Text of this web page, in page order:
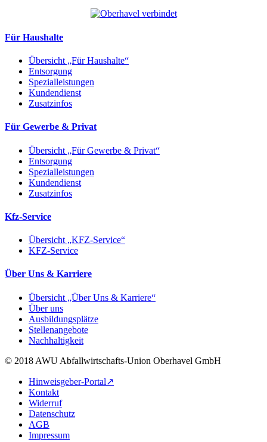
Für Haushalte
Übersicht „Für Haushalte“
Entsorgung
Spezialleistungen
Kundendienst
Zusatzinfos
Für Gewerbe & Privat
Übersicht „Für Gewerbe & Privat“
Entsorgung
Spezialleistungen
Kundendienst
Zusatzinfos
Kfz-Service
Übersicht „KFZ-Service“
KFZ-Service
Über Uns & Karriere
Übersicht „Über Uns & Karriere“
Über uns
Ausbildungsplätze
Stellenangebote
Nachhaltigkeit
© 2018 AWU Abfallwirtschafts-Union Oberhavel GmbH
Hinweisgeber-Portal↗
Kontakt
Widerruf
Datenschutz
AGB
Impressum